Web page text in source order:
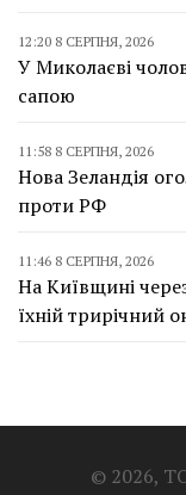
12:20 8 СЕРПНЯ, 2026
У Миколаєві
сапою
11:58 8 СЕРПНЯ, 2026
Нова Зеландія
проти РФ
11:46 8 СЕРПНЯ, 2026
На Київщині
їхній трирічний
© 2026,